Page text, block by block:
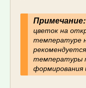
Примечание:
цветок на
температуре
температуры
формирования